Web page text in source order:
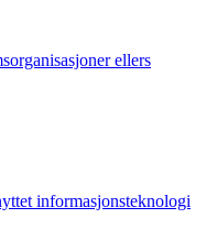
ellers
informasjonsteknologi